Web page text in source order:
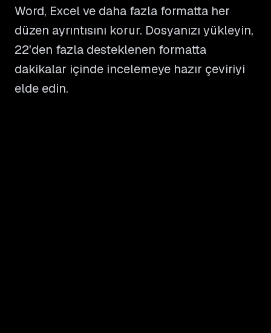
Word, Excel ve daha fazla formatta her
düzen ayrıntısını korur. Dosyanızı yükleyin,
22'den fazla desteklenen formatta
dakikalar içinde incelemeye hazır çeviriyi
elde edin.